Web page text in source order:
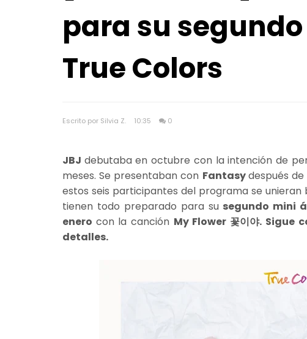
para su
True Colors
Escrito por Silvia Z. 10:35 0
JBJ debutaba en octubre con la intención de
meses. Se presentaban con Fantasydespués
estos seis participantes del programa se unieran
tienen todo preparado para su segundo mini
enero con la canción My Flower 꽃이야.
detalles.